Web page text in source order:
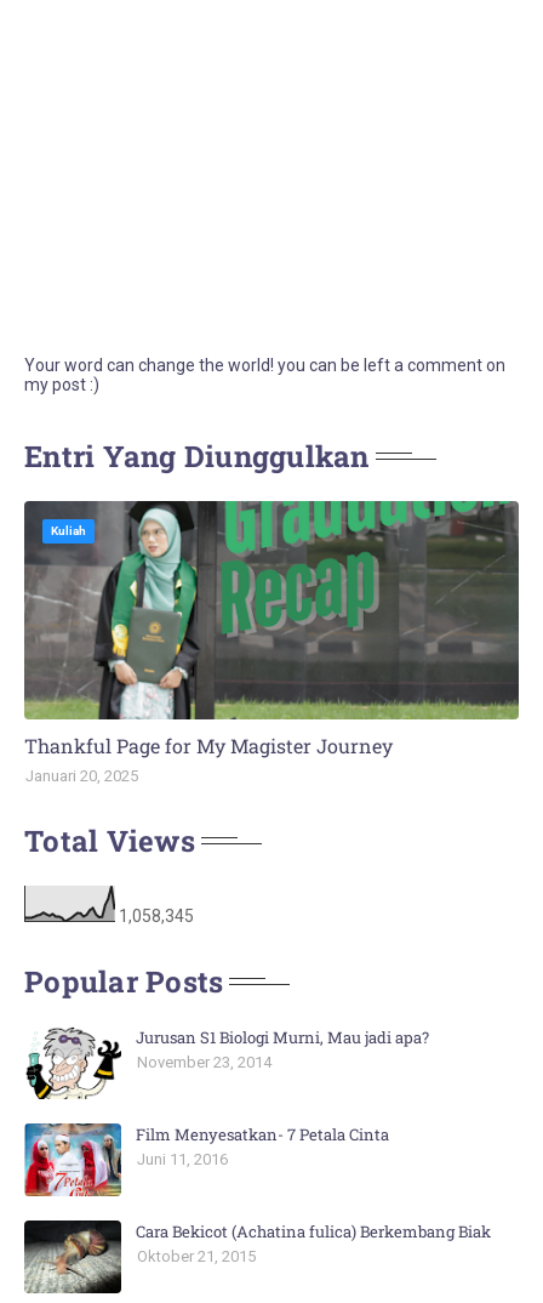
Your word can change the world! you can be left a comment on
my post :)
Entri Yang Diunggulkan
Kuliah
Thankful Page for My Magister Journey
Januari 20, 2025
Total Views
1,058,345
Popular Posts
Jurusan S1 Biologi Murni, Mau jadi apa?
November 23, 2014
Film Menyesatkan- 7 Petala Cinta
Juni 11, 2016
Cara Bekicot (Achatina fulica) Berkembang Biak
Oktober 21, 2015